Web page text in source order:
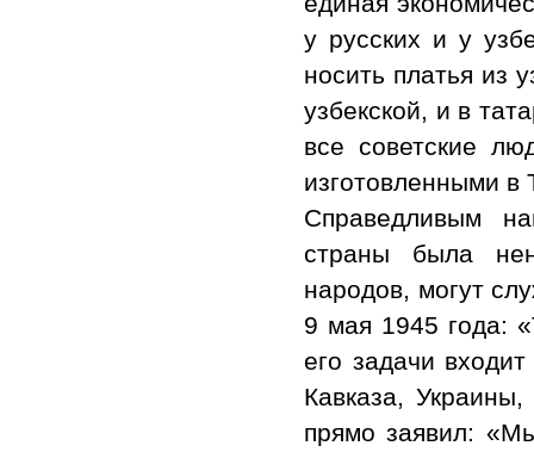
у русских и у
носить платья из
узбекской, и в
все советские
изготовленными в
Справедливым
страны была
народов, могут
9 мая 1945 года:
его задачи
Кавказа,
прямо заявил: